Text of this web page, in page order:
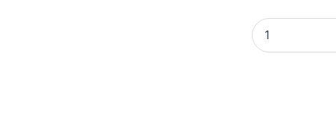
SBOX